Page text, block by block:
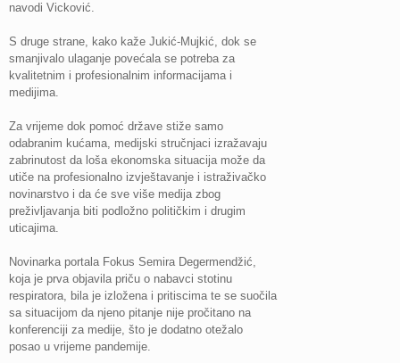
navodi Vicković.
S druge strane, kako kaže Jukić-Mujkić, dok se
smanjivalo ulaganje povećala se potreba za
kvalitetnim i profesionalnim informacijama i
medijima.
Za vrijeme dok pomoć države stiže samo
odabranim kućama, medijski stručnjaci izražavaju
zabrinutost da loša ekonomska situacija može da
utiče na profesionalno izvještavanje i istraživačko
novinarstvo i da će sve više medija zbog
preživljavanja biti podložno političkim i drugim
uticajima.
Novinarka portala Fokus Semira Degermendžić,
koja je prva objavila priču o nabavci stotinu
respiratora, bila je izložena i pritiscima te se suočila
sa situacijom da njeno pitanje nije pročitano na
konferenciji za medije, što je dodatno otežalo
posao u vrijeme pandemije.